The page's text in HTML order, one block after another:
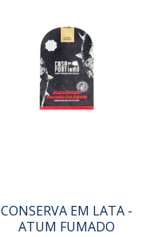
CONSERVA EM LATA -
ATUM FUMADO